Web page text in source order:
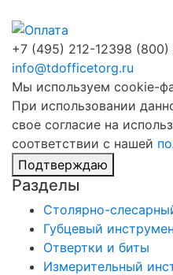
+7 (495) 212-12398
info@tdofficetorg.ru
Мы используем cookie-
При использовании
свое согласие на
соответствии с нашей
Подтверждаю
Разделы
Столярно-
Губцевый
Отвертки и биты
Измерительный